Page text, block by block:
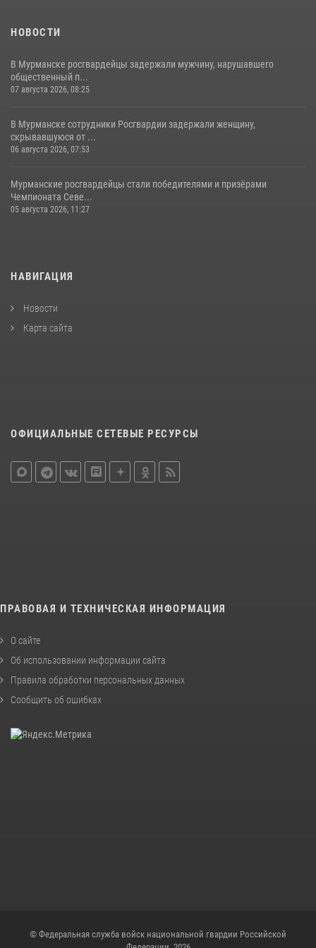
НОВОСТИ
В Мурманске росгвардейцы задержали мужчину, нарушавшего
общественный п...
07 августа 2026, 08:25
В Мурманске сотрудники Росгвардии задержали женщину,
скрывавшуюся от ...
06 августа 2026, 07:53
Мурманские росгвардейцы стали победителями и призёрами
Чемпионата Севе...
05 августа 2026, 11:27
НАВИГАЦИЯ
Новости
Карта сайта
ОФИЦИАЛЬНЫЕ СЕТЕВЫЕ РЕСУРСЫ
ПРАВОВАЯ И ТЕХНИЧЕСКАЯ ИНФОРМАЦИЯ
О сайте
Об использовании информации сайта
Правила обработки персональных данных
Сообщить об ошибках
© Федеральная служба войск национальной гвардии Российской